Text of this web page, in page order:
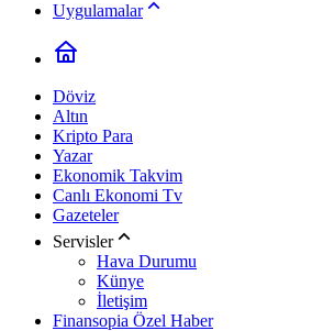
Uygulamalar
Döviz
Altın
Kripto Para
Yazar
Ekonomik Takvim
Canlı Ekonomi Tv
Gazeteler
Servisler
Hava Durumu
Künye
İletişim
Finansopia Özel Haber